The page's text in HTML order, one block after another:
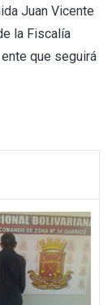
Juan Vicente
la Fiscalía
que seguirá